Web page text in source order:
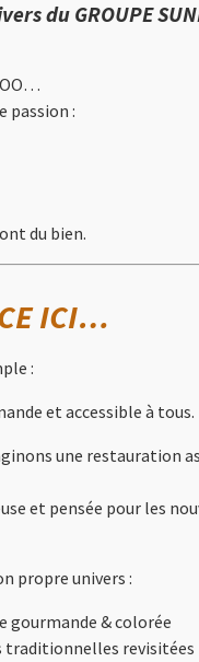
du GROUPE
passion :
du bien.
ICI…
:
et accessible à tous.
une restauration
et pensée pour les
propre univers :
gourmande & colorée
traditionnelles revisitées